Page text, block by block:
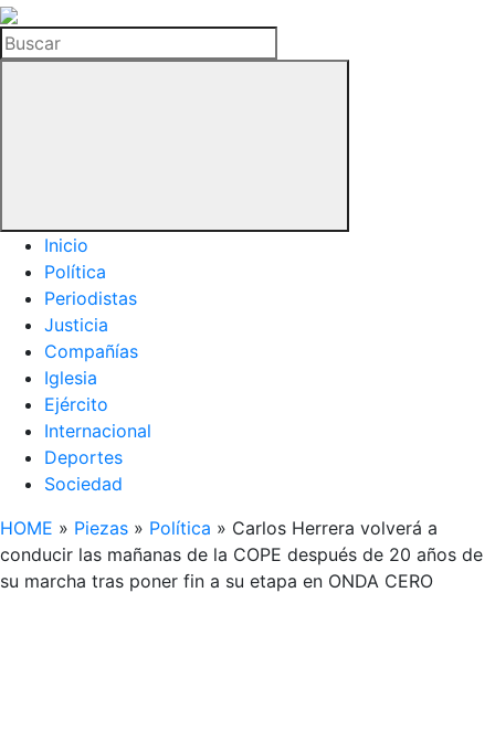
La
Hemeroteca
del
Buscar
Inicio
Política
Periodistas
Justicia
Compañías
Iglesia
Ejército
Internacional
Deportes
Sociedad
HOME » Piezas » Política » Carlos Herrera volverá a
conducir las mañanas de la COPE después de 20 años de
su marcha tras poner fin a su etapa en ONDA CERO